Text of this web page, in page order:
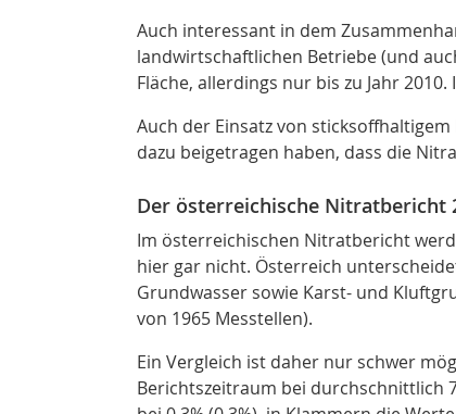
Auch interessant in dem
landwirtschaftlichen Betriebe (und
Fläche, allerdings nur bis zu Jahr
Auch der Einsatz von
dazu beigetragen haben, dass die
Der österreichische Nitratbericht
Im österreichischen Nitratbericht
hier gar nicht. Österreich
Grundwasser sowie Karst- und
von 1965 Messtellen).
Ein Vergleich ist daher nur schwer
Berichtszeitraum bei durchschnittlich